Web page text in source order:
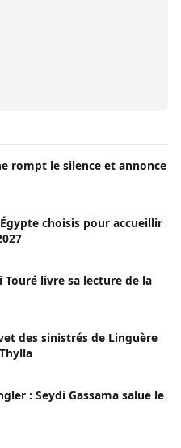
rompt le silence et annonce
choisis pour accueillir
Touré livre sa lecture de la
des sinistrés de Linguère
: Seydi Gassama salue le